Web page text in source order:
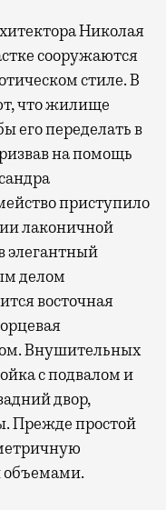
Николая
сооружаются
стиле. В
что жилище
его переделать в
на помощь
приступило
лаконичной
элегантный
делом
восточная
Внушительных
с подвалом и
двор,
Прежде простой
объемами.